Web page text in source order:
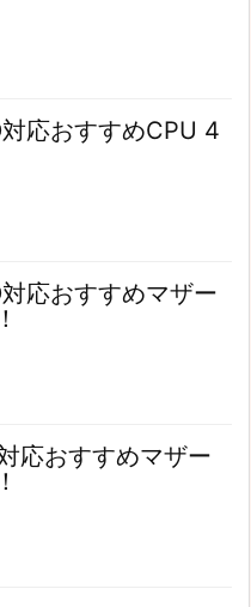
応おすすめCPU 4
応おすすめマザー
応おすすめマザー